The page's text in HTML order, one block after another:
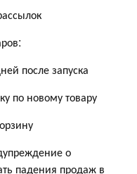
после запуска
по новому товару
о
падения продаж в